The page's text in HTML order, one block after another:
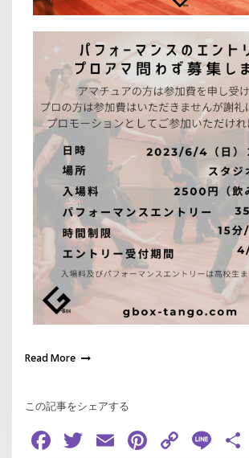
Read More
この記事をシェアする
Facebook
Twitter
EmailPinterest
Copy
Line